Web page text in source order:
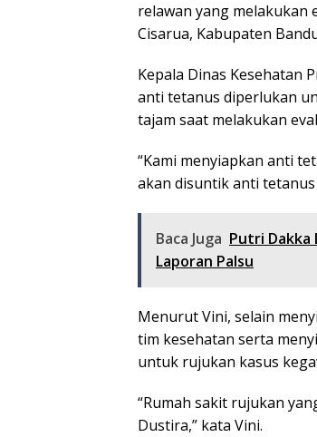
relawan yang melakukan
Cisarua, Kabupaten
Kepala Dinas Kesehatan
anti tetanus diperlukan
tajam saat melakukan
“Kami menyiapkan anti
akan disuntik anti tetanus
Baca Juga Putri Dakka
Laporan Palsu
Menurut Vini, selain
tim kesehatan serta
untuk rujukan kasus
“Rumah sakit rujukan
Dustira,” kata Vini.